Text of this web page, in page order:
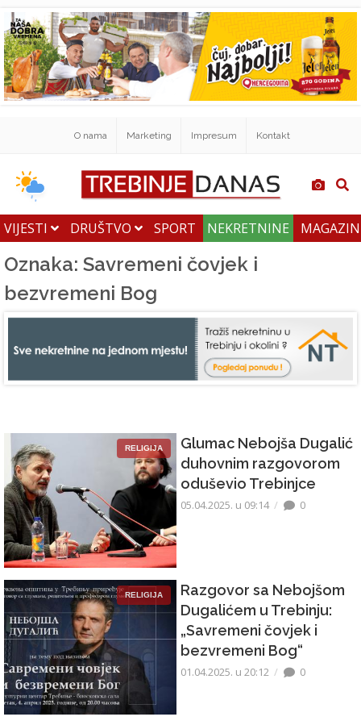
O nama Marketing Impresum Kontakt
VIJESTI DRUŠTVO SPORT NEKRETNINE
Oznaka: Savremeni čovjek i
bezvremeni Bog
RELIGIJA
Glumac Nebojša Dugalić
duhovnim razgovorom
oduševio Trebinjce
05.04.2025. u 09:14 0
RELIGIJA
Razgovor sa Nebojšom
Dugalićem u Trebinju:
„Savremeni čovjek i
bezvremeni Bog“
01.04.2025. u 20:12 0